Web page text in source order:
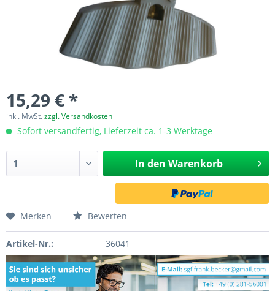
15,29 € *
inkl. MwSt.zzgl. Versandkosten
Sofort versandfertig, Lieferzeit ca. 1-3 Werktage
In den Warenkorb
Merken Bewerten
Artikel-Nr.: 36041